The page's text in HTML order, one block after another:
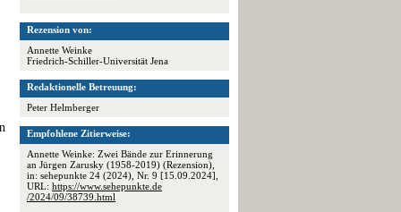
Rezension von:
Annette Weinke
Friedrich-Schiller-Universität Jena
Redaktionelle Betreuung:
Peter Helmberger
Empfohlene Zitierweise:
Annette Weinke: Zwei Bände zur Erinnerung
an Jürgen Zarusky (1958-2019) (Rezension),
in: sehepunkte 24 (2024), Nr. 9 [15.09.2024],
URL: https://www.sehepunkte.de
/2024/09/38739.html